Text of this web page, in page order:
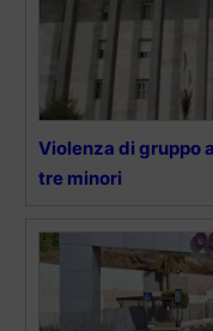
Violenza di gruppo
tre minori